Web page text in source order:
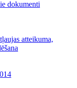
dokumenti
atteikuma,